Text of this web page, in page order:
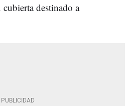
cubierta destinado a